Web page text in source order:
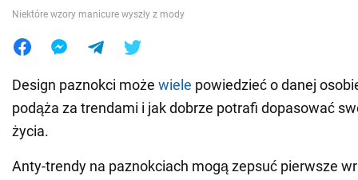
Niektóre wzory manicure wyszły z mody
Design paznokci może wiele powiedzieć o danej
podąża za trendami i jak dobrze potrafi dopasować
życia.
Anty-trendy na paznokciach mogą zepsuć pierwsze